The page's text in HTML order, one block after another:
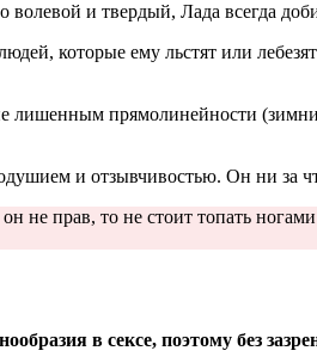
волевой и твердый, Лада всегда
которые ему льстят или
лишенным прямолинейности
и отзывчивостью. Он ни за
не прав, то не стоит топать
в сексе, поэтому без